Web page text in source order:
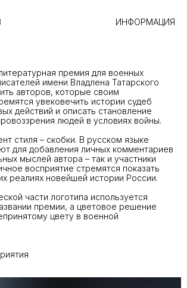
ИНФОРМАЦИЯ
премия для военных
имени Владлена Татарского
авторов, которые своим
увековечить истории судеб
действий и описать становление
людей в условиях войны.
стиля – скобки. В русском языке
для добавления личных комментариев
мыслей автора – так и участники
восприятие стремятся показать
реалиях новейшей истории России.
части логотипа используется
премии, а цветовое решение
цвету в военной